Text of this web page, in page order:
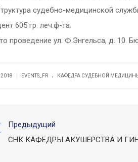
судебно-медицинской
605 гр. леч.ф-та.
проведение ул. Ф.Энгельса, д. 10.
EVENTS_FR . КАФЕДРА СУДЕБНОЙ
Предыдущий
СНК КАФЕДРЫ АКУШЕРСТВА И